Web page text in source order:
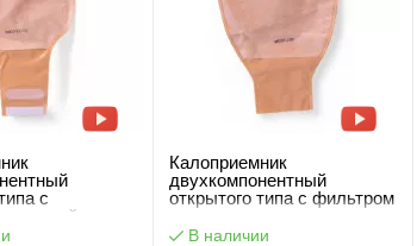
с
липучкой
60 мм
Калоприемник
двухкомпонентный
открытого типа с фильтром
(мешок),вырез 50 мм
В наличии